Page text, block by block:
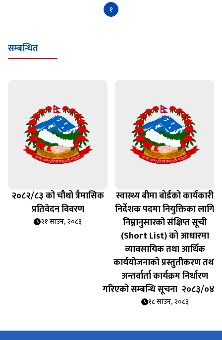
१
सम्बन्धित
२०८२/८३ को चौथो त्रैमासिक
प्रतिवेदन विवरण
२१ साउन, २०८३
स्वास्थ्य बीमा बोर्डको कार्यकारी
निर्देशक पदमा नियुक्तिका लागि
निम्नानुसारको संक्षिप्त सूची
(Short List) को आधारमा
व्यावसायिक तथा आर्थिक
कार्ययोजनाको प्रस्तुतीकरण तथा
अन्तर्वार्ता कार्यक्रम निर्धारण
गरिएको सम्बन्धि सूचना २०८३/०४/
१८ साउन, २०८३